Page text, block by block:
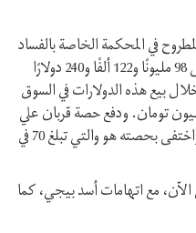
في المحکمة الخاصة بالفساد
الاقتصادي: "لقد حصل أسد بيجي على 98 مليونًا و122 ألفًا و240 دولارًا
ومن خلال بیع هذه الدولارات في السوق
تربح بما قيمته 350 مليارًا و612 مليون تومان. ودفع حصة قربان علي
فرخزاد، التي تبلغ 30 في المائة بصکين، واختفى بحصته هو والتي تبلغ 70 في
مع اتهامات أسد بيجي، کما